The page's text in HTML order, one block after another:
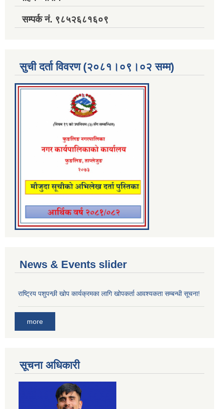
सम्पर्क नं. ९८५२६८१६०९
सुची दर्ता विवरण (२०८१।०९।०२ सम्म)
News & Events slider
राष्ट्रिय पशुपन्छी खोप कार्यक्रमका लागि खोपकर्ता आवश्यकता सम्बन्धी सूचना!
more
सूचना अधिकारी